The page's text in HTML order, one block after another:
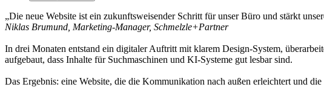
„Die neue Website ist ein zukunftsweisender Schritt für unser Büro und stärkt
Niklas Brumund, Marketing-Manager, Schmelzle+Partner
In drei Monaten entstand ein digitaler Auftritt mit klarem Design-System,
aufgebaut, dass Inhalte für Suchmaschinen und KI-Systeme gut lesbar sind.
Das Ergebnis: eine Website, die die Kommunikation nach außen erleichtert und